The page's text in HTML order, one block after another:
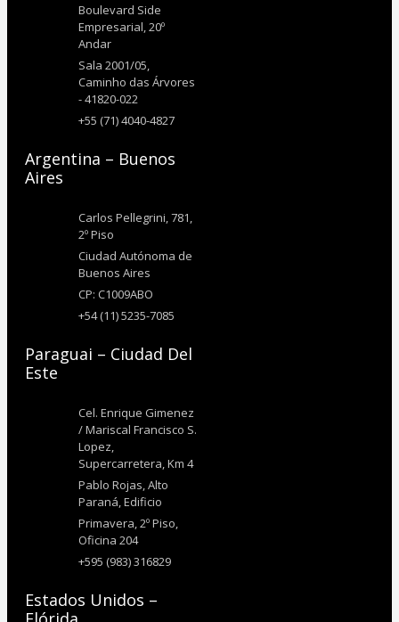
Boulevard Side
Empresarial, 20º
Andar
Sala 2001/05,
Caminho das Árvores
- 41820-022
+55 (71) 4040-4827
Argentina – Buenos
Aires
Carlos Pellegrini, 781,
2º Piso
Ciudad Autónoma de
Buenos Aires
CP: C1009ABO
+54 (11) 5235-7085
Paraguai – Ciudad Del
Este
Cel. Enrique Gimenez
/ Mariscal Francisco S.
Lopez,
Supercarretera, Km 4
Pablo Rojas, Alto
Paraná, Edificio
Primavera, 2º Piso,
Oficina 204
+595 (983) 316829
Estados Unidos –